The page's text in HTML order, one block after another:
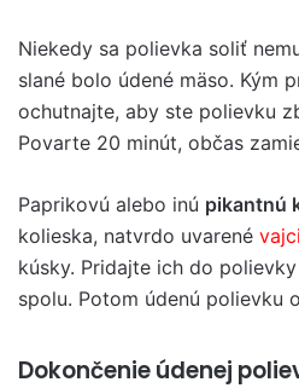
Niekedy sa polievka soliť
slané bolo údené mäso. Kým
ochutnajte, aby ste polievku
Povarte 20 minút, občas
Paprikovú alebo inú pikantnú
kolieska, natvrdo uvarené
kúsky. Pridajte ich do
spolu. Potom údenú polievku
Dokončenie údenej